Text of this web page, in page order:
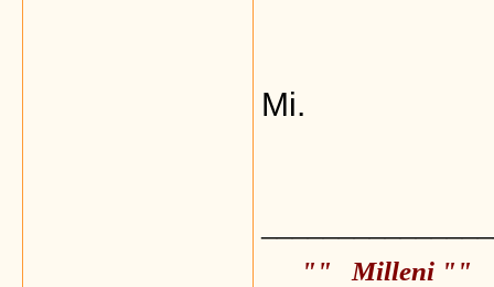
Mi.
"" Milleni ""